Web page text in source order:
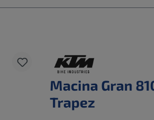
Macina Gran
Trapez